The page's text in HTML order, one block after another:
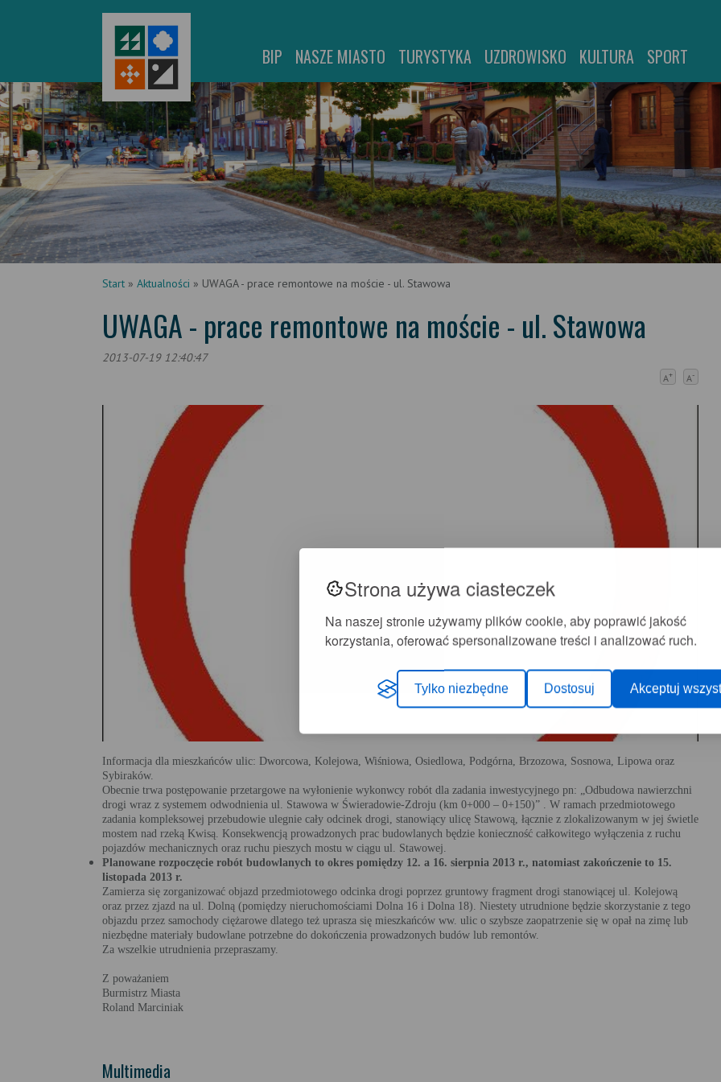
Strona używa ciasteczek
Na naszej stronie używamy plików cookie, aby poprawić jakość
korzystania, oferować spersonalizowane treści i analizować ruch.
Tylko niezbędne Dostosuj Akceptuj
BIP NASZE MIASTO TURYSTYKA UZDROWISKO KULTURA SPORT
Start » Aktualności » UWAGA - prace remontowe na moście - ul. Stawowa
UWAGA - prace remontowe na moście - ul. Stawowa
2013-07-19 12:40:47
A+ A-
Informacja dla mieszkańców ulic: Dworcowa, Kolejowa, Wiśniowa, Osiedlowa, Podgórna, Brzozowa, Sosnowa, Lipowa oraz
Sybiraków.
Obecnie trwa postępowanie przetargowe na wyłonienie wykonwcy robót dla zadania inwestycyjnego pn: „Odbudowa nawierzchni
drogi wraz z systemem odwodnienia ul. Stawowa w Świeradowie-Zdroju (km 0+000 – 0+150)” . W ramach przedmiotowego
zadania kompleksowej przebudowie ulegnie cały odcinek drogi, stanowiący ulicę Stawową, łącznie z zlokalizowanym w jej świetle
mostem nad rzeką Kwisą. Konsekwencją prowadzonych prac budowlanych będzie konieczność całkowitego wyłączenia z ruchu
pojazdów mechanicznych oraz ruchu pieszych mostu w ciągu ul. Stawowej.
Planowane rozpoczęcie robót budowlanych to okres pomiędzy 12. a 16. sierpnia 2013 r., natomiast zakończenie to 15.
listopada 2013 r.
Zamierza się zorganizować objazd przedmiotowego odcinka drogi poprzez gruntowy fragment drogi stanowiącej ul. Kolejową
oraz przez zjazd na ul. Dolną (pomiędzy nieruchomościami Dolna 16 i Dolna 18). Niestety utrudnione będzie skorzystanie z tego
objazdu przez samochody ciężarowe dlatego też uprasza się mieszkańców ww. ulic o szybsze zaopatrzenie się w opał na zimę lub
niezbędne materiały budowlane potrzebne do dokończenia prowadzonych budów lub remontów.
Za wszelkie utrudnienia przepraszamy.
Z poważaniem
Burmistrz Miasta
Roland Marciniak
Multimedia